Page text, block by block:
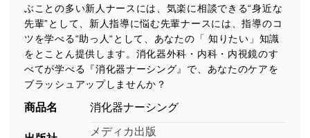
ぶことの多い新人ナースには、気楽に相談できる“身近な
先輩”として、新人指導に悩む先輩ナースには、指導のコ
ツを学べる“助っ人“として、あなたの「 知りたい」知識
をとことん提供します。消化器外科・内科・内視鏡のす
べてが学べる『消化器ナーシング』で、あなたのケアを
ブラッシュアップしませんか？
商品名 消化器ナーシング
メディカ出版